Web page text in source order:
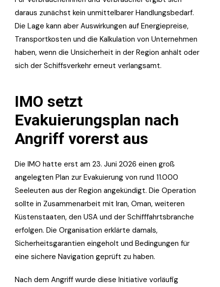
daraus zunächst kein unmittelbarer Handlungsbedarf.
Die Lage kann aber Auswirkungen auf Energiepreise,
Transportkosten und die Kalkulation von Unternehmen
haben, wenn die Unsicherheit in der Region anhält oder
sich der Schiffsverkehr erneut verlangsamt.
IMO setzt
Evakuierungsplan nach
Angriff vorerst aus
Die IMO hatte erst am 23. Juni 2026 einen groß
angelegten Plan zur Evakuierung von rund 11.000
Seeleuten aus der Region angekündigt. Die Operation
sollte in Zusammenarbeit mit Iran, Oman, weiteren
Küstenstaaten, den USA und der Schifffahrtsbranche
erfolgen. Die Organisation erklärte damals,
Sicherheitsgarantien eingeholt und Bedingungen für
eine sichere Navigation geprüft zu haben.
Nach dem Angriff wurde diese Initiative vorläufig